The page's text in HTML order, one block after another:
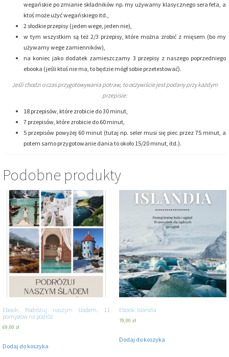
wegańskie po zmianie składników np. my używamy klasycznego sera feta, a
ktoś może użyć wegańskiego itd.,
2 słodkie przepisy (jeden wege, jeden nie),
w tym wszystkim są też 2/3 przepisy, które można zrobić z mięsem (bo my
używamy wege zamienników),
na koniec jako dodatek zamieszczamy 3 przepisy z naszego poprzedniego
ebooka (jeśli ktoś nie ma, to będzie mógł sobie przetestować).
Jeśli chodzi o czas przygotowywania potraw, to oczywiście jest podany przy każdym
przepisie:
18 przepisów, które zrobicie do 30 minut,
7 przepisów, które zrobicie do 60 minut,
5 przepisów powyżej 60 minut (tutaj np. seler musi się piec przez 75 minut, a
potem samo przygotowanie dania to około 15/20 minut, itd.).
Podobne produkty
Ebook: Podróżuj naszym śladem. 11
pomysłów na podróż
69,00 zł
Dodaj do koszyka
Ebook: Islandia
79,00 zł
Dodaj do koszyka